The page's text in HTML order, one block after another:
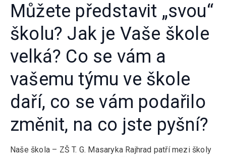
Můžete představit „svou“
školu? Jak je Vaše škole
velká? Co se vám a
vašemu týmu ve škole
daří, co se vám podařilo
změnit, na co jste pyšní?
Naše škola – ZŠ T. G. Masaryka Rajhrad patří mezi školy